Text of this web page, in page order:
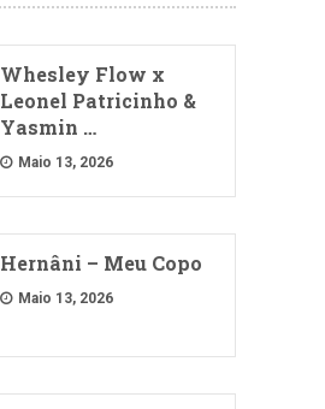
Whesley Flow x
Leonel Patricinho &
Yasmin …
Maio 13, 2026
Hernâni – Meu Copo
Maio 13, 2026